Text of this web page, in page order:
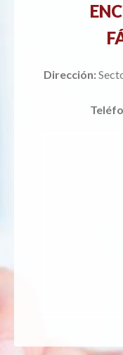
Dirección: